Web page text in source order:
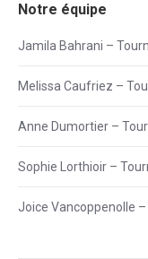
Notre équipe
Jamila Bahrani –
Melissa Caufriez –
Anne Dumortier –
Sophie Lorthioir –
Joice Vancoppenolle